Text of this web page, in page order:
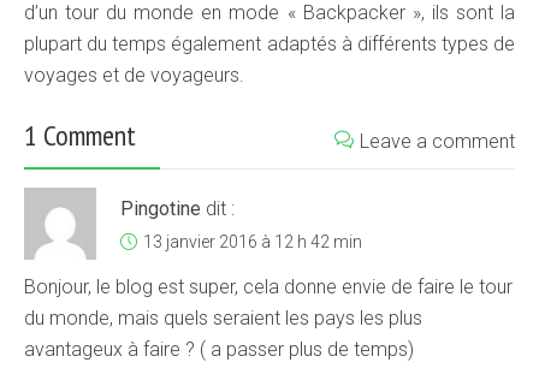
d’un tour du monde en mode « Backpacker », ils sont la
plupart du temps également adaptés à différents types de
voyages et de voyageurs.
1 Comment Leave a comment
Pingotine dit :
13 janvier 2016 à 12 h 42 min
Bonjour, le blog est super, cela donne envie de faire le tour
du monde, mais quels seraient les pays les plus
avantageux à faire ? ( a passer plus de temps)